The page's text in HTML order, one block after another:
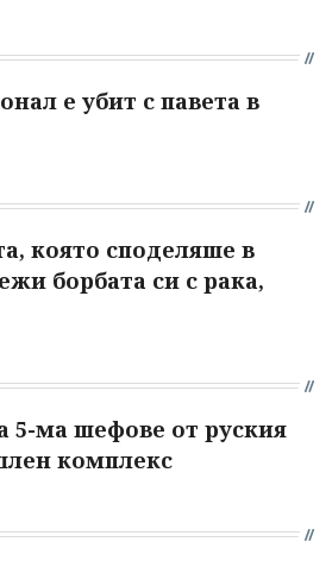
е убит с павета в
която споделяше в
борбата си с рака,
5-ма шефове от руския
комплекс